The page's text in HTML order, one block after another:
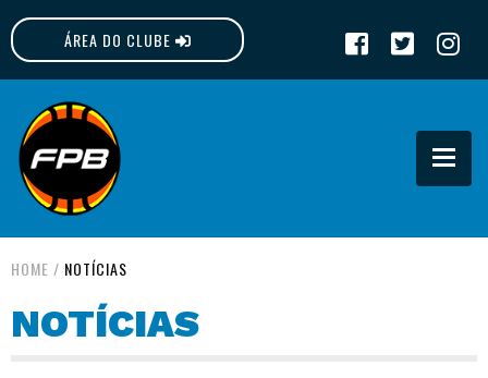
ÁREA DO CLUBE
FPB
HOME / NOTÍCIAS
NOTÍCIAS